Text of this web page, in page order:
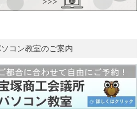
コン教室のご案内